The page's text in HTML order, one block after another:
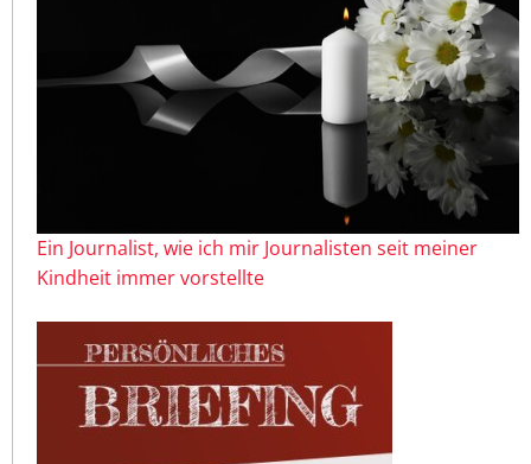
Ein Journalist, wie ich mir Journalisten seit meiner
Kindheit immer vorstellte